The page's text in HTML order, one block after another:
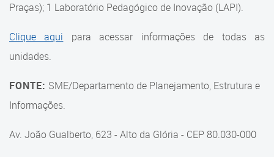
Gerência de Limpeza e
Suporte aos Contratos
Gerência de Segurança
Gerência de Transporte
Gerência de Transporte para
Praças); 1 Laboratório Pedagógico de Inovação (LAPI).
Clique aqui para acessar informações de todas as
unidades.
FONTE: SME/Departamento de Planejamento, Estrutura e
Informações.
Av. João Gualberto, 623 - Alto da Glória - CEP 80.030-000